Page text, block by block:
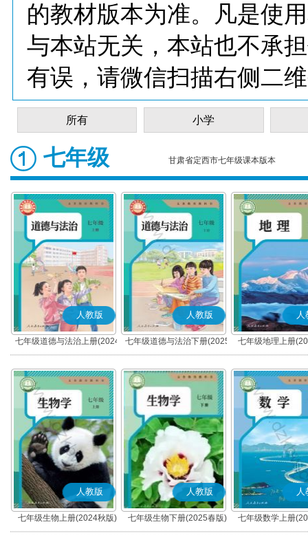
的教材版本为准。凡是使
与本站无关，本站也不承
有误，请微信扫描右侧二
所有 小学
七年级 甘肃省定西市七年级课本版本
人教版
七年级道德与法治上册(2024
秋版)(部编版)
人教版
七年级道德与法治下册(2025
春版)(部编版)
人
七年级地理上册
人教版
七年级生物上册(2024秋版)
人教版
七年级生物下册(2025春版)
人
七年级数学上册